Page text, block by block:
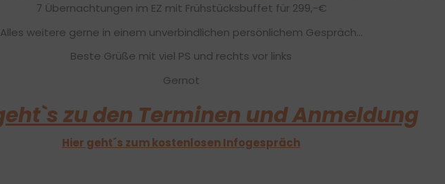
7 Übernachtungen im EZ mit Frühstücksbuffet für 299,-€
Alles weitere gerne in einem unverbindlichen persönlichem Gespräch...
Beste Grüße mit viel PS und rechts vor links
Gernot
zu den Terminen und Anmeldung
Hier geht´s zum kostenlosen Infogespräch